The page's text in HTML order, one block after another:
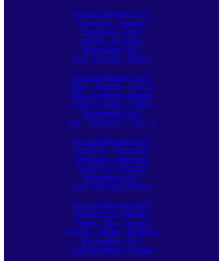
Startseite Bikertage 2015
Erzgebirge - Kroatien
Slowenien - Italien
Südtirol - Rückreise
Bildergalerie 2015
2016: Umbrien - Marken
Startseite Bikertage 2016
Alpen - Ligurien - Toskana
Elba - Umbrien - Marken
Emilia Romagna - Südtirol
Bildergalerie 2016
2017: Südalpen A - SLO - I
Startseite Bikertage 2017
Erzgebirge - Tschechien
Steiermark - Slowenien
Norditalien - Rückreise
Bildergalerie 2017
2018: Polen und Baltikum
Startseite Bikertage 2018
Pommern bis Podlachien
Vilnius - Riga - Jürmala
Nehrung - Memel - Rückreise
Bildergalerie 2018
2019: Westalpen - Korsika